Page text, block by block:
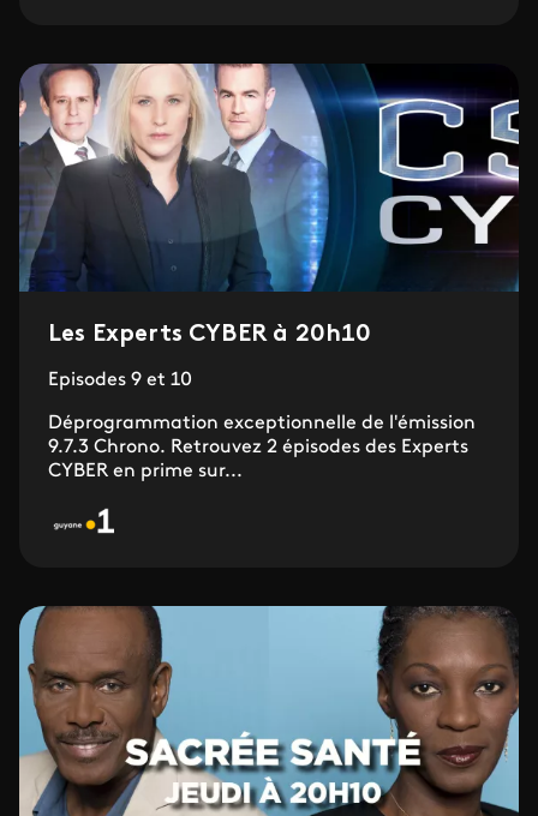
Les Experts CYBER à 20h10
Episodes 9 et 10
Déprogrammation exceptionnelle de l'émission
9.7.3 Chrono. Retrouvez 2 épisodes des Experts
CYBER en prime sur...